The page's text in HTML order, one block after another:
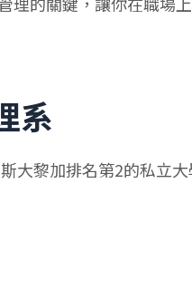
系
大黎加排名第2的私立